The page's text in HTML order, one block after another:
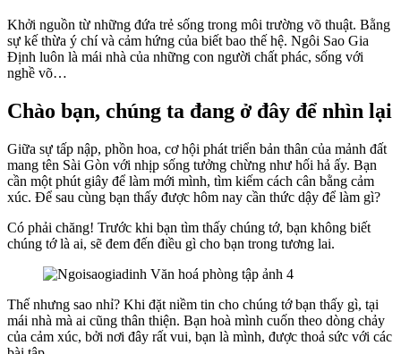
Khởi nguồn từ những đứa trẻ sống trong môi trường võ thuật. Bằng
sự kế thừa ý chí và cảm hứng của biết bao thế hệ. Ngôi Sao Gia
Định luôn là mái nhà của những con người chất phác, sống với
nghề võ…
Chào bạn, chúng ta đang ở đây để nhìn lại
Giữa sự tấp nập, phồn hoa, cơ hội phát triển bản thân của mảnh đất
mang tên Sài Gòn với nhịp sống tưởng chừng như hối hả ấy. Bạn
cần một phút giây để làm mới mình, tìm kiếm cách cân bằng cảm
xúc. Để sau cùng bạn thấy được hôm nay cần thức dậy để làm gì?
Có phải chăng! Trước khi bạn tìm thấy chúng tớ, bạn không biết
chúng tớ là ai, sẽ đem đến điều gì cho bạn trong tương lai.
Thế nhưng sao nhỉ? Khi đặt niềm tin cho chúng tớ bạn thấy gì, tại
mái nhà mà ai cũng thân thiện. Bạn hoà mình cuốn theo dòng chảy
của cảm xúc, bởi nơi đây rất vui, bạn là mình, được thoả sức với các